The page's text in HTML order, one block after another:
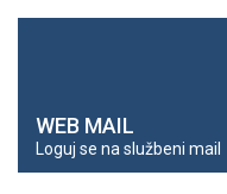
WEB MAIL
Loguj se na službeni mail